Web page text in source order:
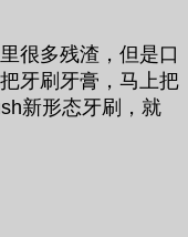
很多残渣，但是口
牙刷牙膏，马上把
新形态牙刷，就